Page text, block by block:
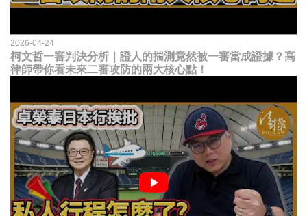
2026-04-24
柯文哲一審判決分析｜證人的揣測竟然被一審當成證據？高
律師帶你看未來二審攻防的兩大核心點！